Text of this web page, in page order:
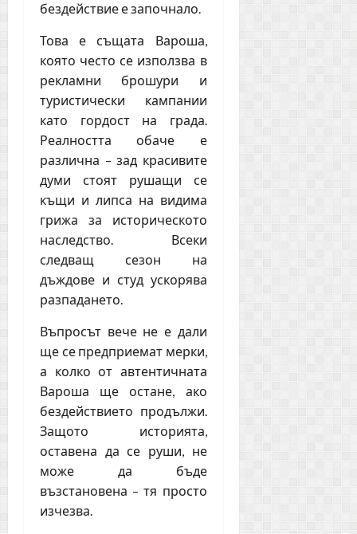
бездействие е започнало.
Това е същата Вароша,
която често се използва в
рекламни брошури и
туристически кампании
като гордост на града.
Реалността обаче е
различна – зад красивите
думи стоят рушащи се
къщи и липса на видима
грижа за историческото
наследство. Всеки
следващ сезон на
дъждове и студ ускорява
разпадането.
Въпросът вече не е дали
ще се предприемат мерки,
а колко от автентичната
Вароша ще остане, ако
бездействието продължи.
Защото историята,
оставена да се руши, не
може да бъде
възстановена – тя просто
изчезва.